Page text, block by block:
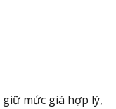
mức giá hợp lý,